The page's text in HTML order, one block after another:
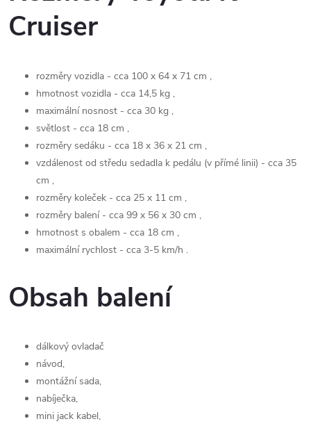
Cruiser
rozměry vozidla - cca 100 x 64 x 71 cm ,
hmotnost vozidla - cca 14,5 kg ,
maximální nosnost - cca 30 kg ,
světlost - cca 18 cm ,
rozměry sedáku - cca 18 x 36 x 21 cm ,
vzdálenost od středu sedadla k pedálu (v přímé linii) - cca 35
cm ,
rozměry koleček - cca 25 x 11 cm ,
rozměry balení - cca 99 x 56 x 30 cm ,
hmotnost s obalem - cca 18 cm ,
maximální rychlost - cca 3-5 km/h .
Obsah balení
dálkový ovladač
návod,
montážní sada,
nabíječka,
mini jack kabel,